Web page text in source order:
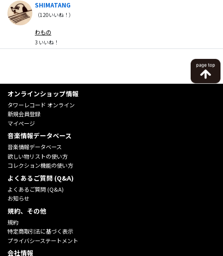
SHIMATANG
（120いいね！）
わもの
3 いいね！
オンラインショップ情報
タワーレコード オンライン
新規会員登録
マイページ
音楽情報データベース
音楽情報データベース
欲しい物リストの使い方
コレクション機能の使い方
よくあるご質問 (Q&A)
よくあるご質問 (Q&A)
お知らせ
規約、その他
規約
特定商取引法に基づく表示
プライバシーステートメント
会社情報